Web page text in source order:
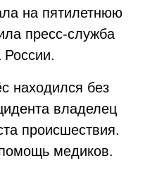
на пятилетнюю
пресс-служба
России.
находился без
владелец
происшествия.
медиков.